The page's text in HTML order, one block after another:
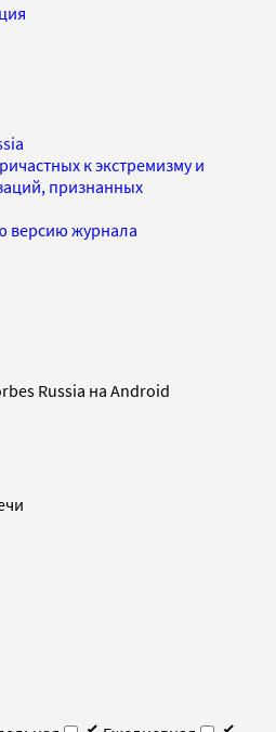
к экстремизму и
признанных
версию журнала
Russia на Android